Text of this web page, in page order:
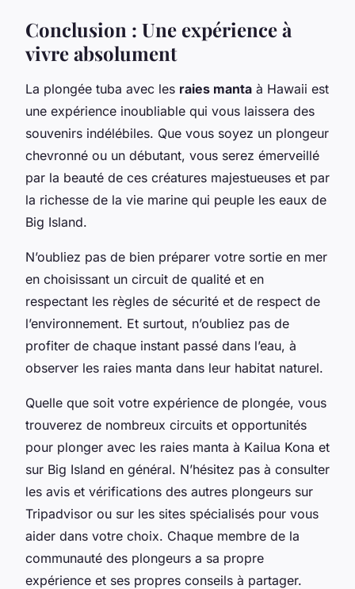
Conclusion : Une expérience à
vivre absolument
La plongée tuba avec les raies manta à Hawaii est
une expérience inoubliable qui vous laissera des
souvenirs indélébiles. Que vous soyez un plongeur
chevronné ou un débutant, vous serez émerveillé
par la beauté de ces créatures majestueuses et par
la richesse de la vie marine qui peuple les eaux de
Big Island.
N’oubliez pas de bien préparer votre sortie en mer
en choisissant un circuit de qualité et en
respectant les règles de sécurité et de respect de
l’environnement. Et surtout, n’oubliez pas de
profiter de chaque instant passé dans l’eau, à
observer les raies manta dans leur habitat naturel.
Quelle que soit votre expérience de plongée, vous
trouverez de nombreux circuits et opportunités
pour plonger avec les raies manta à Kailua Kona et
sur Big Island en général. N’hésitez pas à consulter
les avis et vérifications des autres plongeurs sur
Tripadvisor ou sur les sites spécialisés pour vous
aider dans votre choix. Chaque membre de la
communauté des plongeurs a sa propre
expérience et ses propres conseils à partager.